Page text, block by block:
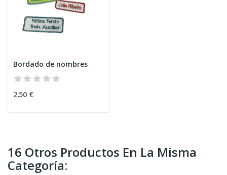
Bordado de nombres
2,50 €
16 Otros Productos En La Misma
Categoría: